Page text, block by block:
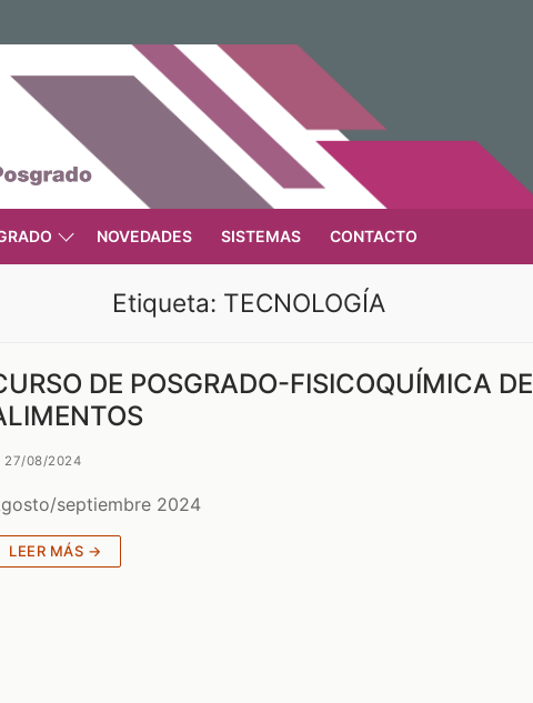
NOVEDADES SISTEMAS CONTACTO
Etiqueta: TECNOLOGÍA
DE POSGRADO-FISICOQUÍMICA DE
27/08/2024
septiembre 2024
LEER MÁS →